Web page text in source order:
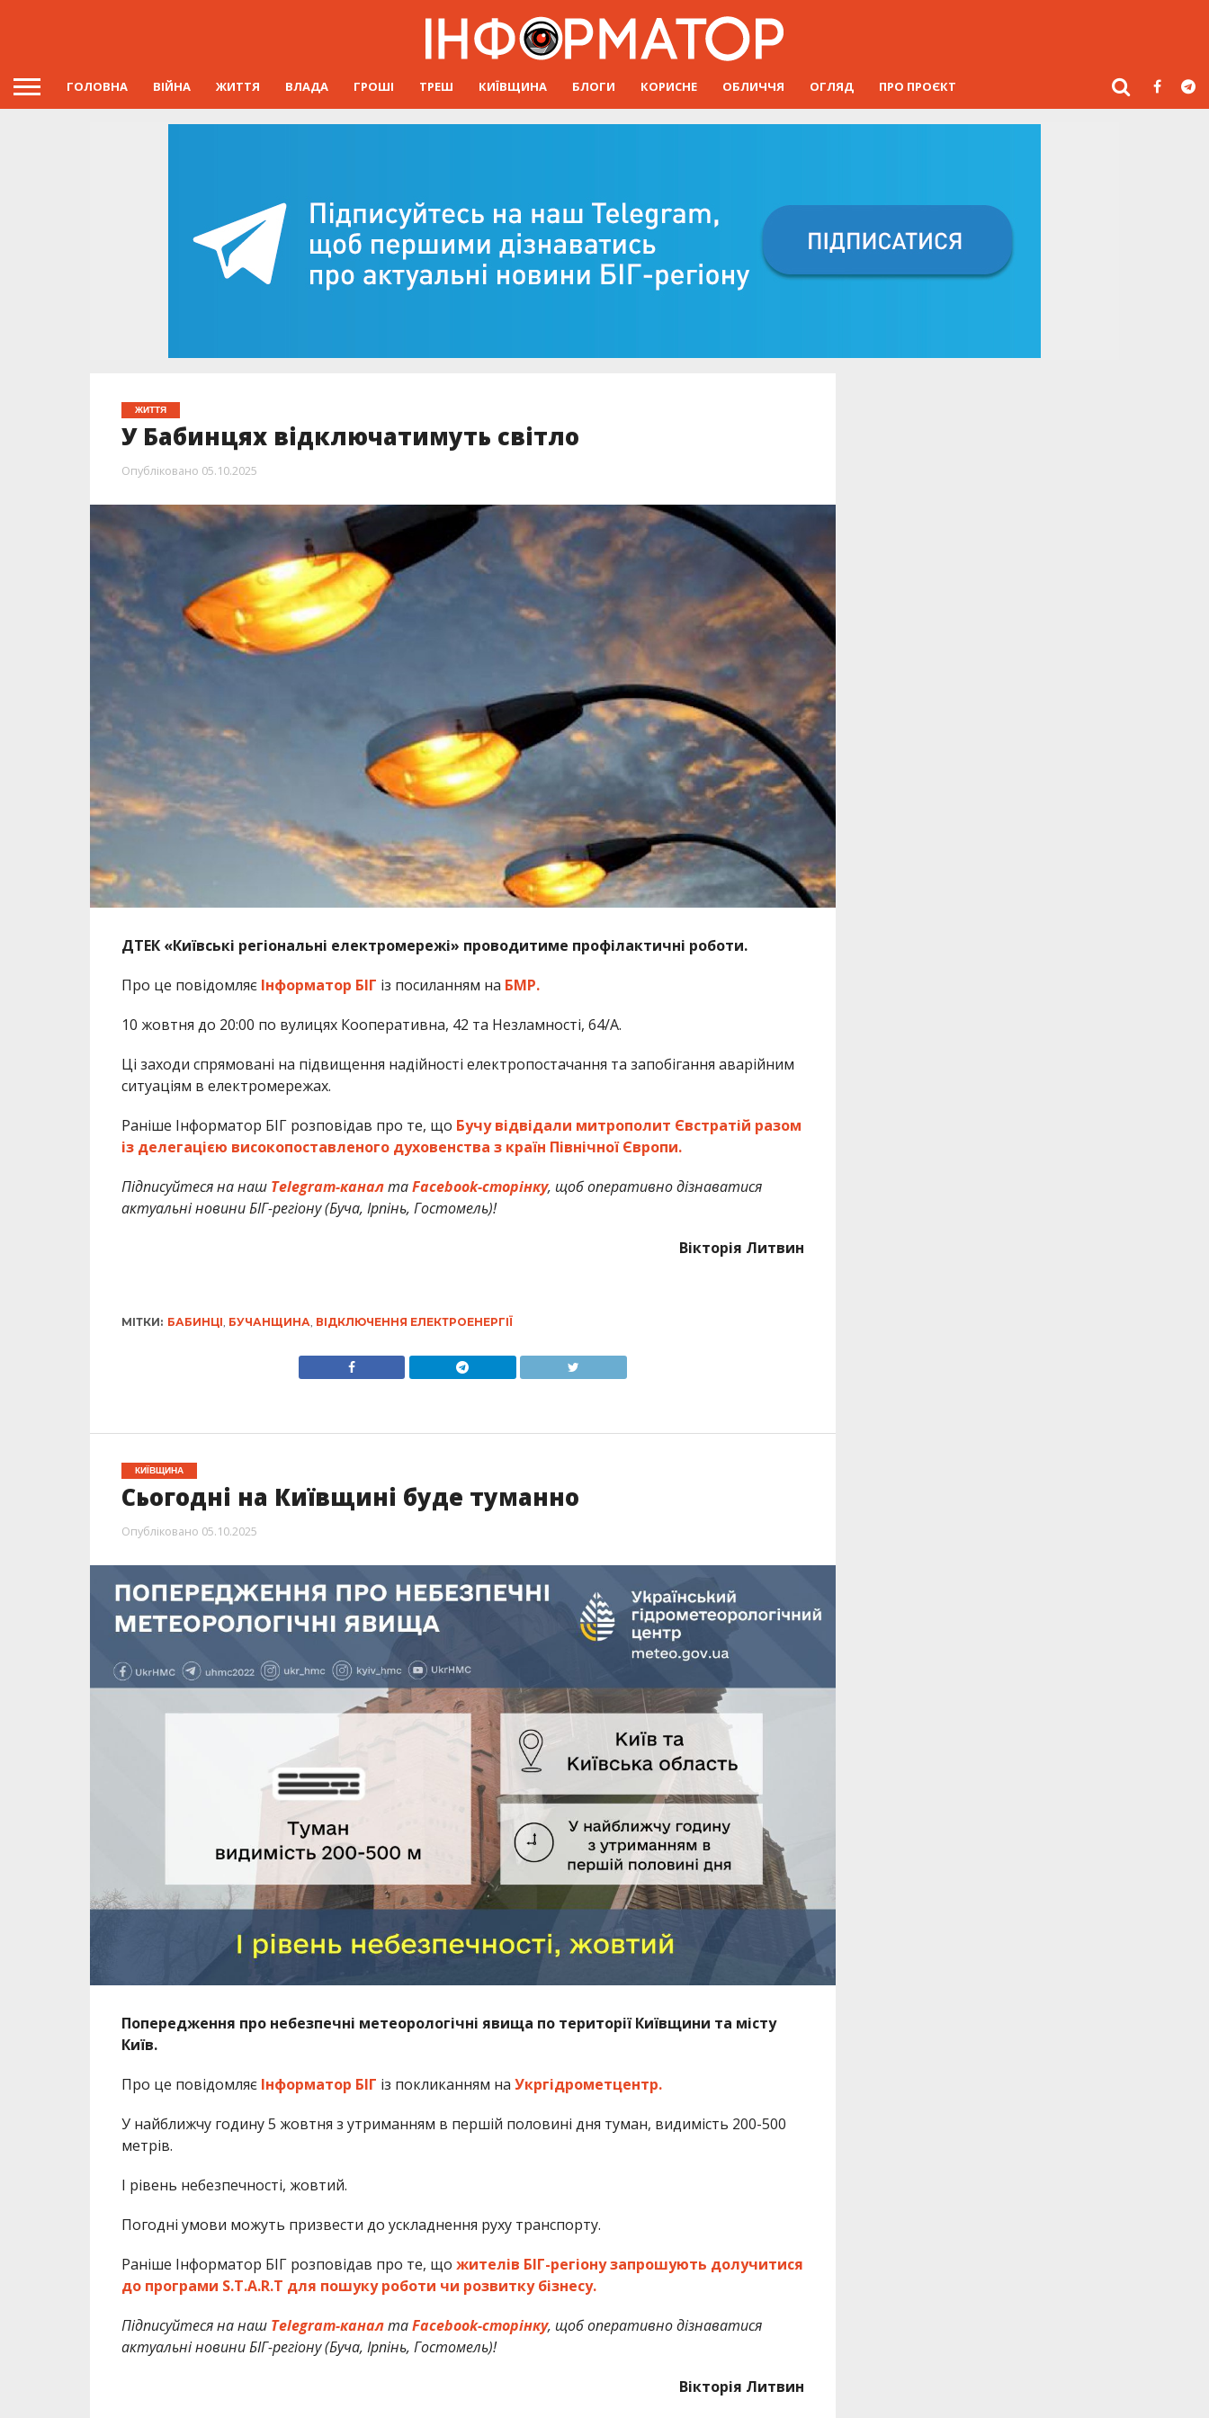
ГОЛОВНА ВІЙНА ЖИТТЯ ВЛАДА ГРОШІ ТРЕШ КИЇВЩИНА БЛОГИ КОРИСНЕ ОБЛИЧЧЯ ОГЛЯД ПРО ПРОЄКТ
ЖИТТЯ
У Бабинцях відключатимуть світло
Опубліковано 05.10.2025
ДТЕК «Київські регіональні електромережі» проводитиме профілактичні роботи.
Про це повідомляє Інформатор БІГ із посиланням на БМР.
10 жовтня до 20:00 по вулицях Кооперативна, 42 та Незламності, 64/A.
Ці заходи спрямовані на підвищення надійності електропостачання та запобігання аварійним
ситуаціям в електромережах.
Раніше Інформатор БІГ розповідав про те, що Бучу відвідали митрополит Євстратій разом
із делегацією високопоставленого духовенства з країн Північної Європи.
Підписуйтеся на наш Telegram-каналтаFacebook-сторінку, щоб оперативно дізнаватися
актуальні новини БІГ-регіону (Буча, Ірпінь, Гостомель)!
Вікторія Литвин
МІТКИ: БАБИНЦІ, БУЧАНЩИНА, ВІДКЛЮЧЕННЯ ЕЛЕКТРОЕНЕРГІЇ
КИЇВЩИНА
Сьогодні на Київщині буде туманно
Опубліковано 05.10.2025
Попередження про небезпечні метеорологічні явища по території Київщини та місту
Київ.
Про це повідомляє Інформатор БІГ із покликанням на Укргідрометцентр.
У найближчу годину 5 жовтня з утриманням в першій половині дня туман, видимість 200-500
метрів.
I рівень небезпечності, жовтий.
Погодні умови можуть призвести до ускладнення руху транспорту.
Раніше Інформатор БІГ розповідав про те, що жителів БІГ-регіону запрошують долучитися
до програми S.T.A.R.T для пошуку роботи чи розвитку бізнесу.
Підписуйтеся на наш Telegram-каналтаFacebook-сторінку, щоб оперативно дізнаватися
актуальні новини БІГ-регіону (Буча, Ірпінь, Гостомель)!
Вікторія Литвин